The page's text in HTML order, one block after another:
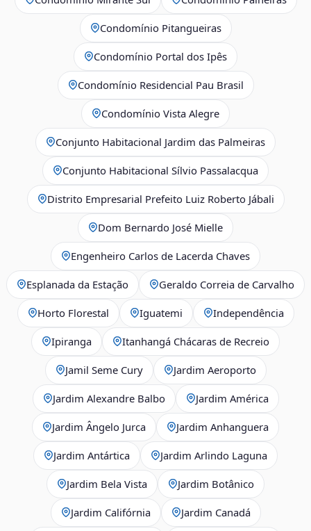
Condomínio Pitangueiras
Condomínio Portal dos Ipês
Condomínio Residencial Pau Brasil
Condomínio Vista Alegre
Conjunto Habitacional Jardim das Palmeiras
Conjunto Habitacional Sílvio Passalacqua
Distrito Empresarial Prefeito Luiz Roberto Jábali
Dom Bernardo José Mielle
Engenheiro Carlos de Lacerda Chaves
Esplanada da Estação Geraldo Correia de Carvalho
Horto Florestal Iguatemi Independência
Ipiranga Itanhangá Chácaras de Recreio
Jamil Seme Cury Jardim Aeroporto
Jardim Alexandre Balbo Jardim América
Jardim Ângelo Jurca Jardim Anhanguera
Jardim Antártica Jardim Arlindo Laguna
Jardim Bela Vista Jardim Botânico
Jardim Califórnia Jardim Canadá